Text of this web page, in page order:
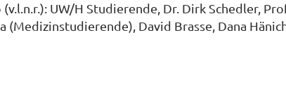
(v.l.n.r.): UW/H Studierende, Dr. Dirk Schedler,
(Medizinstudierende), David Brasse, Dana